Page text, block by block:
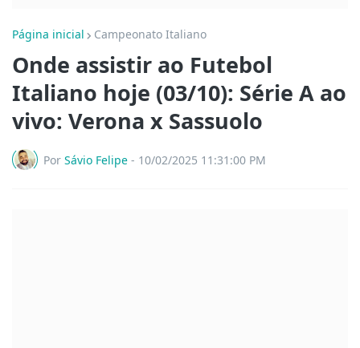
Página inicial Campeonato Italiano
Onde assistir ao Futebol
Italiano hoje (03/10): Série A ao
vivo: Verona x Sassuolo
Por Sávio Felipe - 10/02/2025 11:31:00 PM